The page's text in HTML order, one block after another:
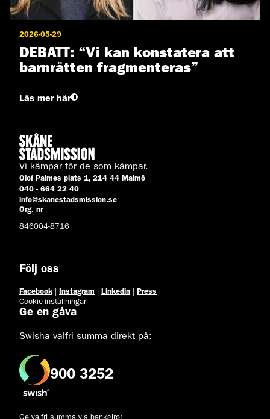
2026-05-29
DEBATT: “Vi kan konstatera att
barnrätten fragmenteras”
Läs mer här
Vi kämpar för de som kämpar.
Olof Palmes plats 1, 214 44 Malmö
040 - 664 22 40
info@skanestadsmission.se
Org. nr
846004-8716
Följ oss
Facebook Instagram Linkedin
Press
Cookie-inställningar
Ge en gåva
Swisha valfri summa direkt på:
900 3252